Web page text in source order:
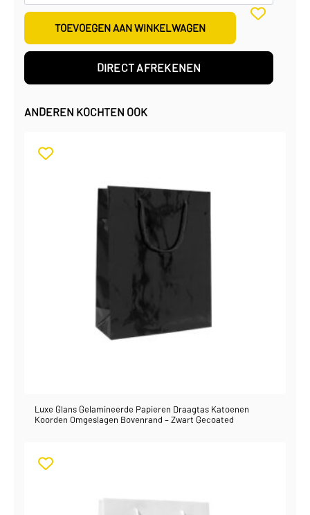
TOEVOEGEN AAN WINKELWAGEN
DIRECT AFREKENEN
ANDEREN KOCHTEN OOK
Luxe Glans Gelamineerde Papieren Draagtas Katoenen
Koorden Omgeslagen Bovenrand – Zwart Gecoated